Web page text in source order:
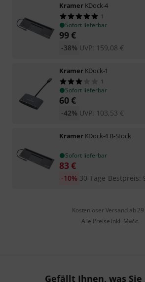
Kramer KDock-4
1
Sofort lieferbar
99€
UVP: 159,08 €
-38%
Kramer KDock-1
1
Sofort lieferbar
60€
UVP: 103,53 €
-42%
Kramer KDock-4 B-Stock
Sofort lieferbar
83€
30-Tage-Bestpreis:
-10%
Kostenloser Versand ab 29
Alle Preise inkl. MwSt.
Gefällt Ihnen, was Sie